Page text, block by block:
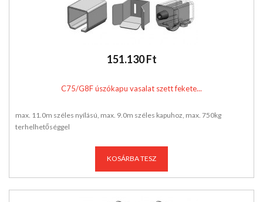
151.130 Ft
C75/G8F úszókapu vasalat szett fekete...
max. 11.0m széles nyílású, max. 9.0m széles kapuhoz, max. 750kg
terhelhetőséggel
KOSÁRBA TESZ